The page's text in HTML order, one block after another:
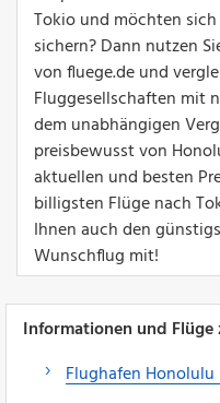
Tokio und möchten
sichern? Dann nutzen
von fluege.de und
Fluggesellschaften mit
dem unabhängigen
preisbewusst von
aktuellen und besten
billigsten Flüge nach
Ihnen auch den
Wunschflug mit!
Informationen und Flüge
Flughafen Honolulu